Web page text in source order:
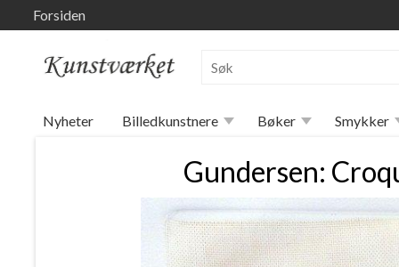
Forsiden
Nyheter Billedkunstnere Bøker Smykker
Gundersen: